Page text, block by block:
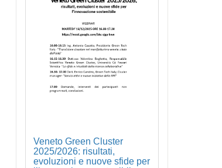
Veneto Green Cluster
2025/2026: risultati,
evoluzioni e nuove sfide per